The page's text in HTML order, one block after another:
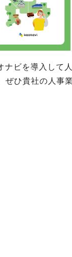
ナビを導入して
ぜひ貴社の人事